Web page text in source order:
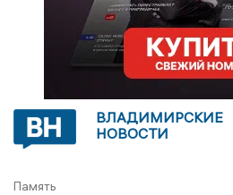
ВЛАДИМИРСКИЕ
НОВОСТИ
Память